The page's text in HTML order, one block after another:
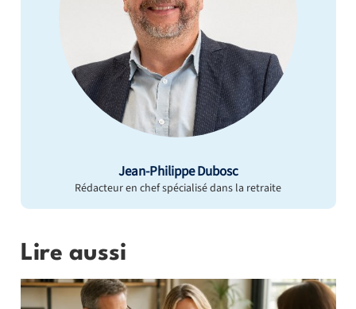
Jean-Philippe Dubosc
Rédacteur en chef spécialisé dans la retraite
Lire aussi